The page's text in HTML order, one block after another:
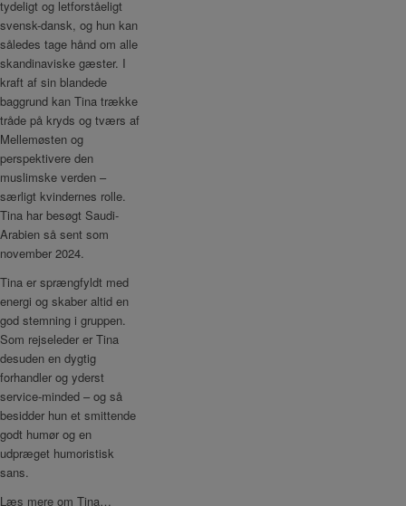
tydeligt og letforståeligt
svensk-dansk, og hun kan
således tage hånd om alle
skandinaviske gæster. I
kraft af sin blandede
baggrund kan Tina trække
tråde på kryds og tværs af
Mellemøsten og
perspektivere den
muslimske verden –
særligt kvindernes rolle.
Tina har besøgt Saudi-
Arabien så sent som
november 2024.
Tina er sprængfyldt med
energi og skaber altid en
god stemning i gruppen.
Som rejseleder er Tina
desuden en dygtig
forhandler og yderst
service-minded – og så
besidder hun et smittende
godt humør og en
udpræget humoristisk
sans.
Læs mere om Tina…